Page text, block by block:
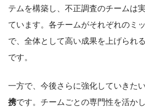
テムを構築し、不正調査のチームは
ています。各チームがそれぞれのミ
で、全体として高い成果を上げられ
です。
一方で、今後さらに強化していきた
携です。チームごとの専門性を活か